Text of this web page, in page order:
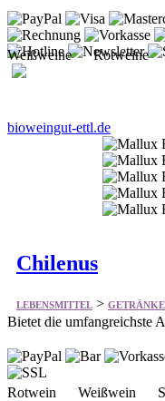
Weißweine Rotweine
bioweingut-ettl.de
Chilenus
LEBENSMITTEL > GETRÄNKE
Bietet die umfangreichste
Rotwein Weißwein